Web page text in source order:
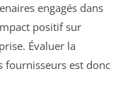
engagés dans
positif sur
Évaluer la
fournisseurs est donc